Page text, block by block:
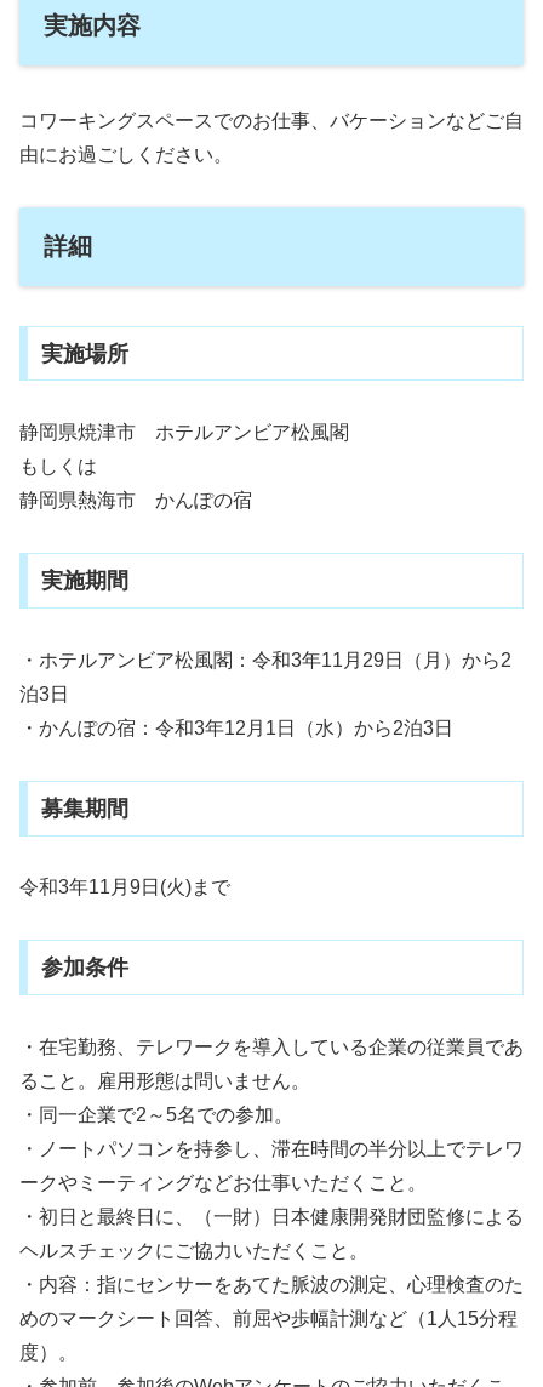
実施内容
コワーキングスペースでのお仕事、バケーションなどご自
由にお過ごしください。
詳細
実施場所
静岡県焼津市 ホテルアンビア松風閣
もしくは
静岡県熱海市 かんぽの宿
実施期間
・ホテルアンビア松風閣：令和3年11月29日（月）から2
泊3日
・かんぽの宿：令和3年12月1日（水）から2泊3日
募集期間
令和3年11月9日(火)まで
参加条件
・在宅勤務、テレワークを導入している企業の従業員であ
ること。雇用形態は問いません。
・同一企業で2～5名での参加。
・ノートパソコンを持参し、滞在時間の半分以上でテレワ
ークやミーティングなどお仕事いただくこと。
・初日と最終日に、（一財）日本健康開発財団監修による
ヘルスチェックにご協力いただくこと。
・内容：指にセンサーをあてた脈波の測定、心理検査のた
めのマークシート回答、前屈や歩幅計測など（1人15分程
度）。